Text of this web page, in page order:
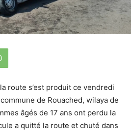
route s’est produit ce vendredi
de Rouached, wilaya de
âgés de 17 ans ont perdu la
a quitté la route et chuté dans